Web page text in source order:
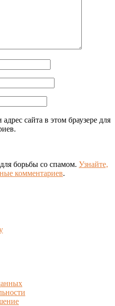
сайта в этом браузере для
борьбы со спамом. Узнайте,
комментариев.